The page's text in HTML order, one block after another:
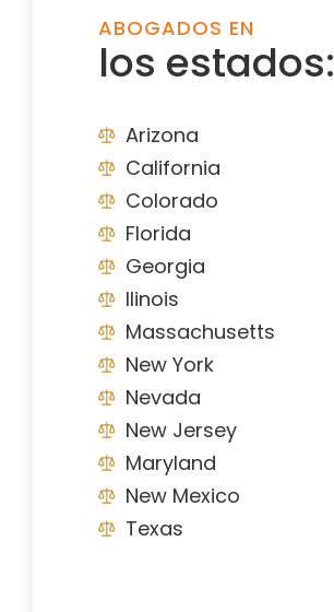
ABOGADOS EN
los estados:
Arizona
California
Colorado
Florida
Georgia
Ilinois
Massachusetts
New York
Nevada
New Jersey
Maryland
New Mexico
Texas